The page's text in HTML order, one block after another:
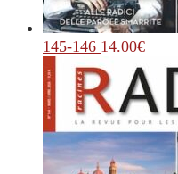
145-146 14.00€